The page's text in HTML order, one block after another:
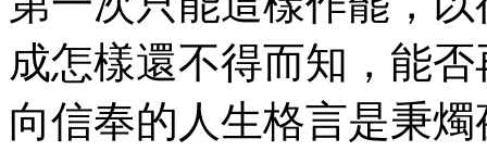
成怎樣還不得而知，能
向信奉的人生格言是秉